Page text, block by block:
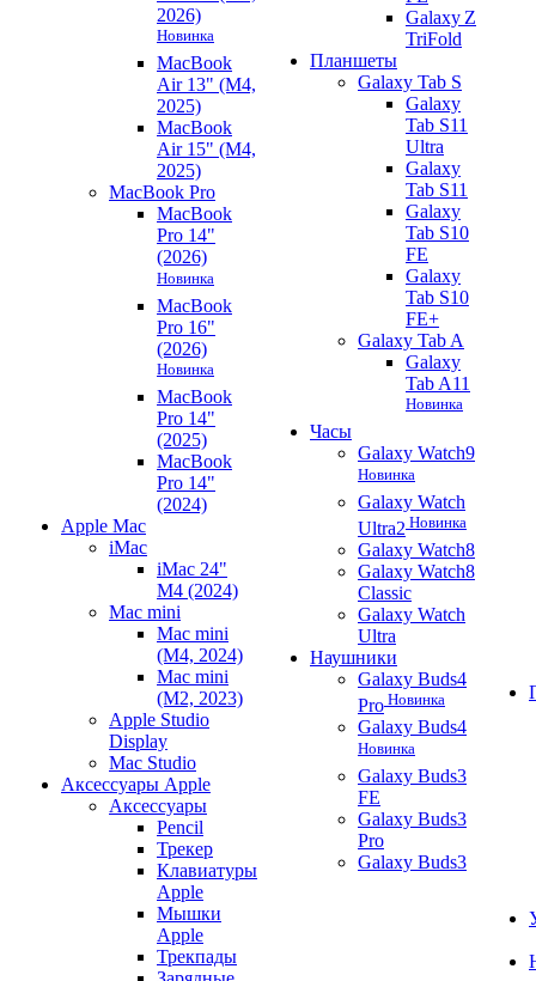
2026)
Новинка
MacBook
Air 13" (M4,
2025)
MacBook
Air 15" (M4,
2025)
MacBook Pro
MacBook
Pro 14"
(2026)
Новинка
MacBook
Pro 16"
(2026)
Новинка
MacBook
Pro 14"
(2025)
MacBook
Pro 14"
(2024)
Apple Mac
iMac
iMac 24"
M4 (2024)
Mac mini
Mac mini
(M4, 2024)
Mac mini
(M2, 2023)
Apple Studio
Display
Mac Studio
Аксессуары Apple
Аксессуары
Pencil
Трекер
Клавиатуры
Apple
Мышки
Apple
Трекпады
Galaxy Z
TriFold
Планшеты
Galaxy Tab S
Galaxy
Tab S11
Ultra
Galaxy
Tab S11
Galaxy
Tab S10
FE
Galaxy
Tab S10
FE+
Galaxy Tab A
Galaxy
Tab A11
Новинка
Часы
Galaxy Watch9
Новинка
Galaxy Watch
Ultra2 Новинка
Galaxy Watch8
Galaxy Watch8
Classic
Galaxy Watch
Ultra
Наушники
Galaxy Buds4
Pro Новинка
Galaxy Buds4
Новинка
Galaxy Buds3
FE
Galaxy Buds3
Pro
Galaxy Buds3